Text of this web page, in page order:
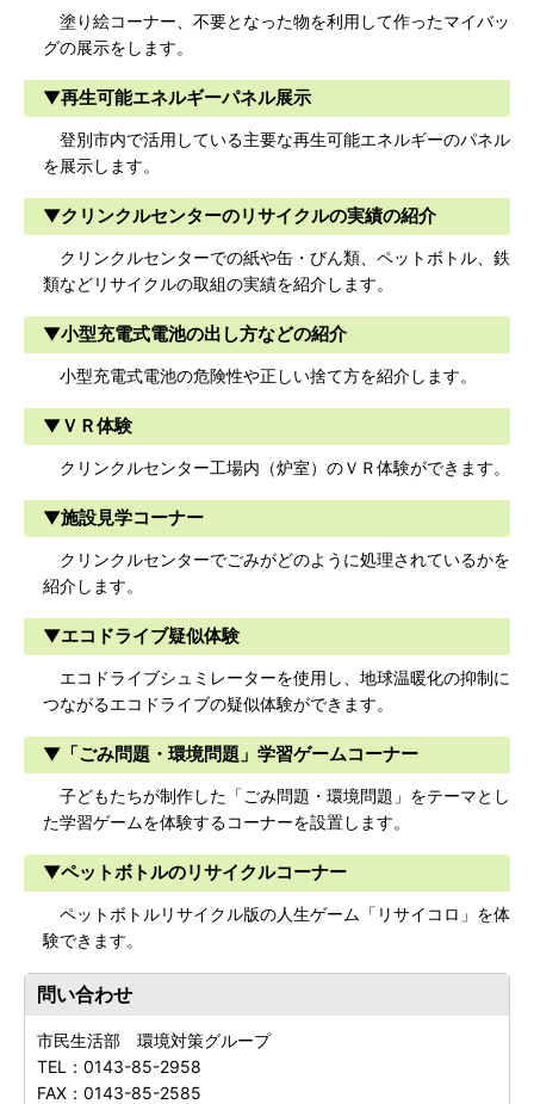
塗り絵コーナー、不要となった物を利用して作ったマイバッ
グの展示をします。
▼再生可能エネルギーパネル展示
登別市内で活用している主要な再生可能エネルギーのパネル
を展示します。
▼クリンクルセンターのリサイクルの実績の紹介
クリンクルセンターでの紙や缶・びん類、ペットボトル、鉄
類などリサイクルの取組の実績を紹介します。
▼小型充電式電池の出し方などの紹介
小型充電式電池の危険性や正しい捨て方を紹介します。
▼ＶＲ体験
クリンクルセンター工場内（炉室）のＶＲ体験ができます。
▼施設見学コーナー
クリンクルセンターでごみがどのように処理されているかを
紹介します。
▼エコドライブ疑似体験
エコドライブシュミレーターを使用し、地球温暖化の抑制に
つながるエコドライブの疑似体験ができます。
▼「ごみ問題・環境問題」学習ゲームコーナー
子どもたちが制作した「ごみ問題・環境問題」をテーマとし
た学習ゲームを体験するコーナーを設置します。
▼ペットボトルのリサイクルコーナー
ペットボトルリサイクル版の人生ゲーム「リサイコロ」を体
験できます。
問い合わせ
市民生活部 環境対策グループ
TEL： 0143-85-2958
FAX： 0143-85-2585